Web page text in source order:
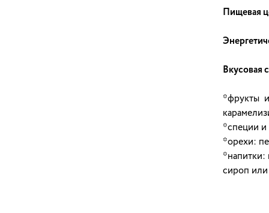
Пищевая
Вкусовая
*фрукты и
*специи и
*орехи:
*напитки:
сироп